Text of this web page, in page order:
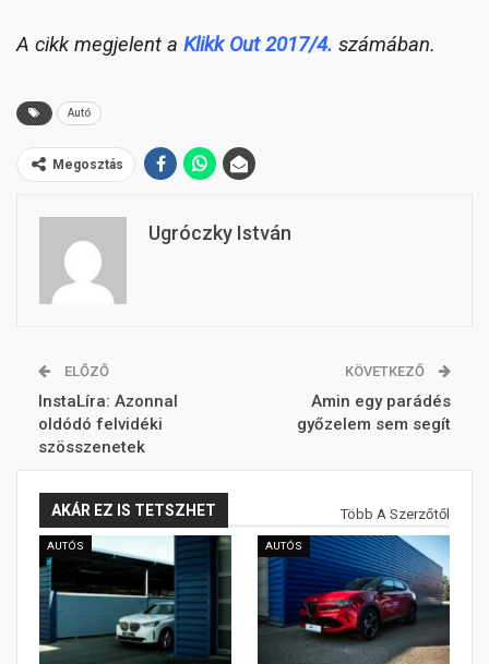
A cikk megjelent a Klikk Out 2017/4. számában.
Autó
Megosztás
Ugróczky István
ELŐZŐ
InstaLíra: Azonnal
oldódó felvidéki
szösszenetek
KÖVETKEZŐ
Amin egy parádés
győzelem sem segít
AKÁR EZ IS TETSZHET Több A Szerzőtől
AUTÓS AUTÓS